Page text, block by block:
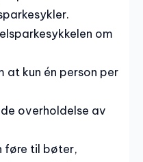
om
at kun én person per
overholdelse av
føre til bøter,